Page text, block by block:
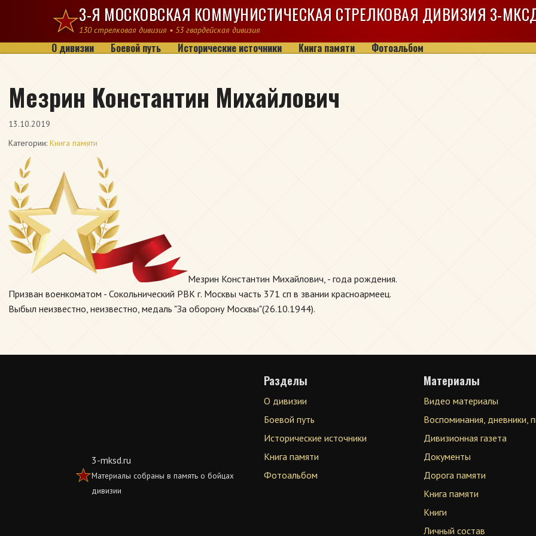
Перейти к содержимому3-Я МОСКОВСКАЯ КОММУНИСТИЧЕСКАЯ СТРЕЛКОВАЯ ДИВИЗИЯ 3-
130 стрелковая дивизия • 53 гвардейская дивизия
О дивизии Боевой путь Исторические источники Книга памяти Фотоальбом
Мезрин Константин Михайлович
13.10.2019
Категории: Книга памяти
Мезрин Константин Михайлович, - года рождения.
Призван военкоматом - Сокольнический РВК г. Москвы часть 371 сп в звании красноармеец.
Выбыл неизвестно, неизвестно, медаль "За оборону Москвы"(26.10.1944).
3-mksd.ru
Материалы собраны в память о бойцах
дивизии
Разделы
О дивизии
Боевой путь
Исторические источники
Книга памяти
Фотоальбом
Материалы
Видео материалы
Воспоминания, дневники,
Дивизионная газета
Документы
Дорога памяти
Книга памяти
Книги
Личный состав